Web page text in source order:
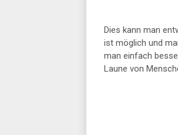
Dies kann man
ist möglich und
man einfach
Laune von